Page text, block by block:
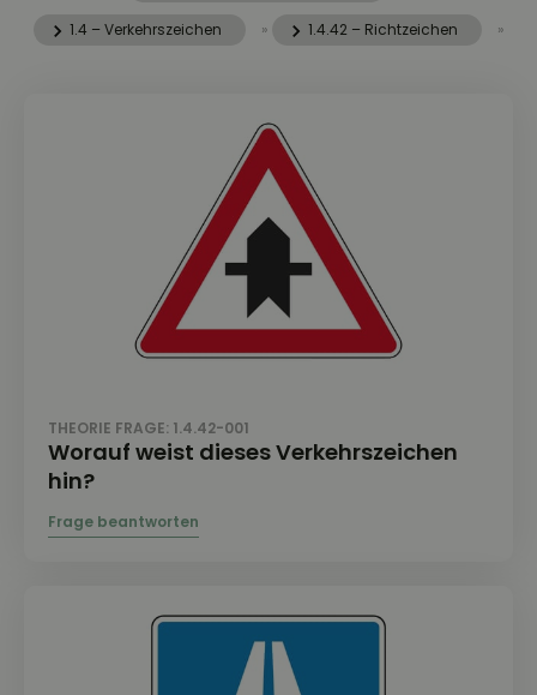
1.4 – Verkehrszeichen » 1.4.42 – Richtzeichen »
THEORIE FRAGE: 1.4.42-001
Worauf weist dieses Verkehrszeichen
hin?